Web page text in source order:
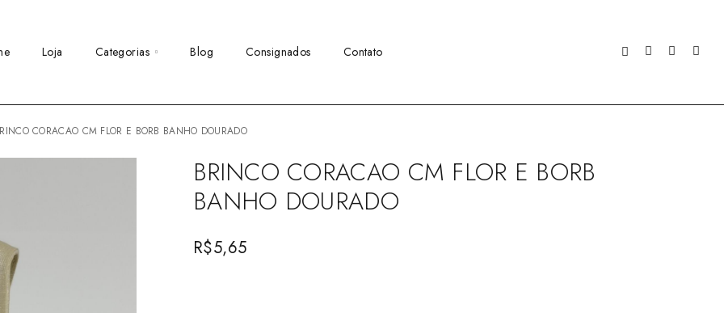
Loja Categorias Blog Consignados Contato
BRINCO CORACAO CM FLOR E BORB BANHO DOURADO
BRINCO CORACAO CM FLOR E BORB
BANHO DOURADO
R$5,65